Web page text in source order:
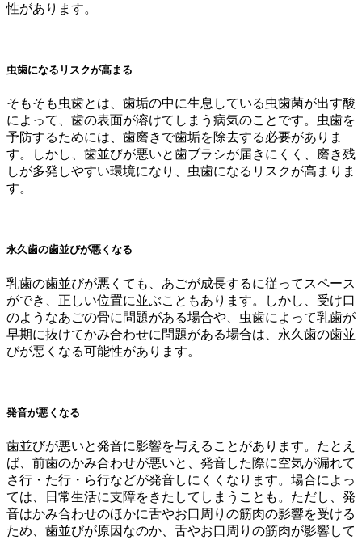
性があります。
虫歯になるリスクが高まる
そもそも虫歯とは、歯垢の中に生息している虫歯菌が出す酸
によって、歯の表面が溶けてしまう病気のことです。虫歯を
予防するためには、歯磨きで歯垢を除去する必要がありま
す。しかし、歯並びが悪いと歯ブラシが届きにくく、磨き残
しが多発しやすい環境になり、虫歯になるリスクが高まりま
す。
永久歯の歯並びが悪くなる
乳歯の歯並びが悪くても、あごが成長するに従ってスペース
ができ、正しい位置に並ぶこともあります。しかし、受け口
のようなあごの骨に問題がある場合や、虫歯によって乳歯が
早期に抜けてかみ合わせに問題がある場合は、永久歯の歯並
びが悪くなる可能性があります。
発音が悪くなる
歯並びが悪いと発音に影響を与えることがあります。たとえ
ば、前歯のかみ合わせが悪いと、発音した際に空気が漏れて
さ行・た行・ら行などが発音しにくくなります。場合によっ
ては、日常生活に支障をきたしてしまうことも。ただし、発
音はかみ合わせのほかに舌やお口周りの筋肉の影響を受ける
ため、歯並びが原因なのか、舌やお口周りの筋肉が影響して